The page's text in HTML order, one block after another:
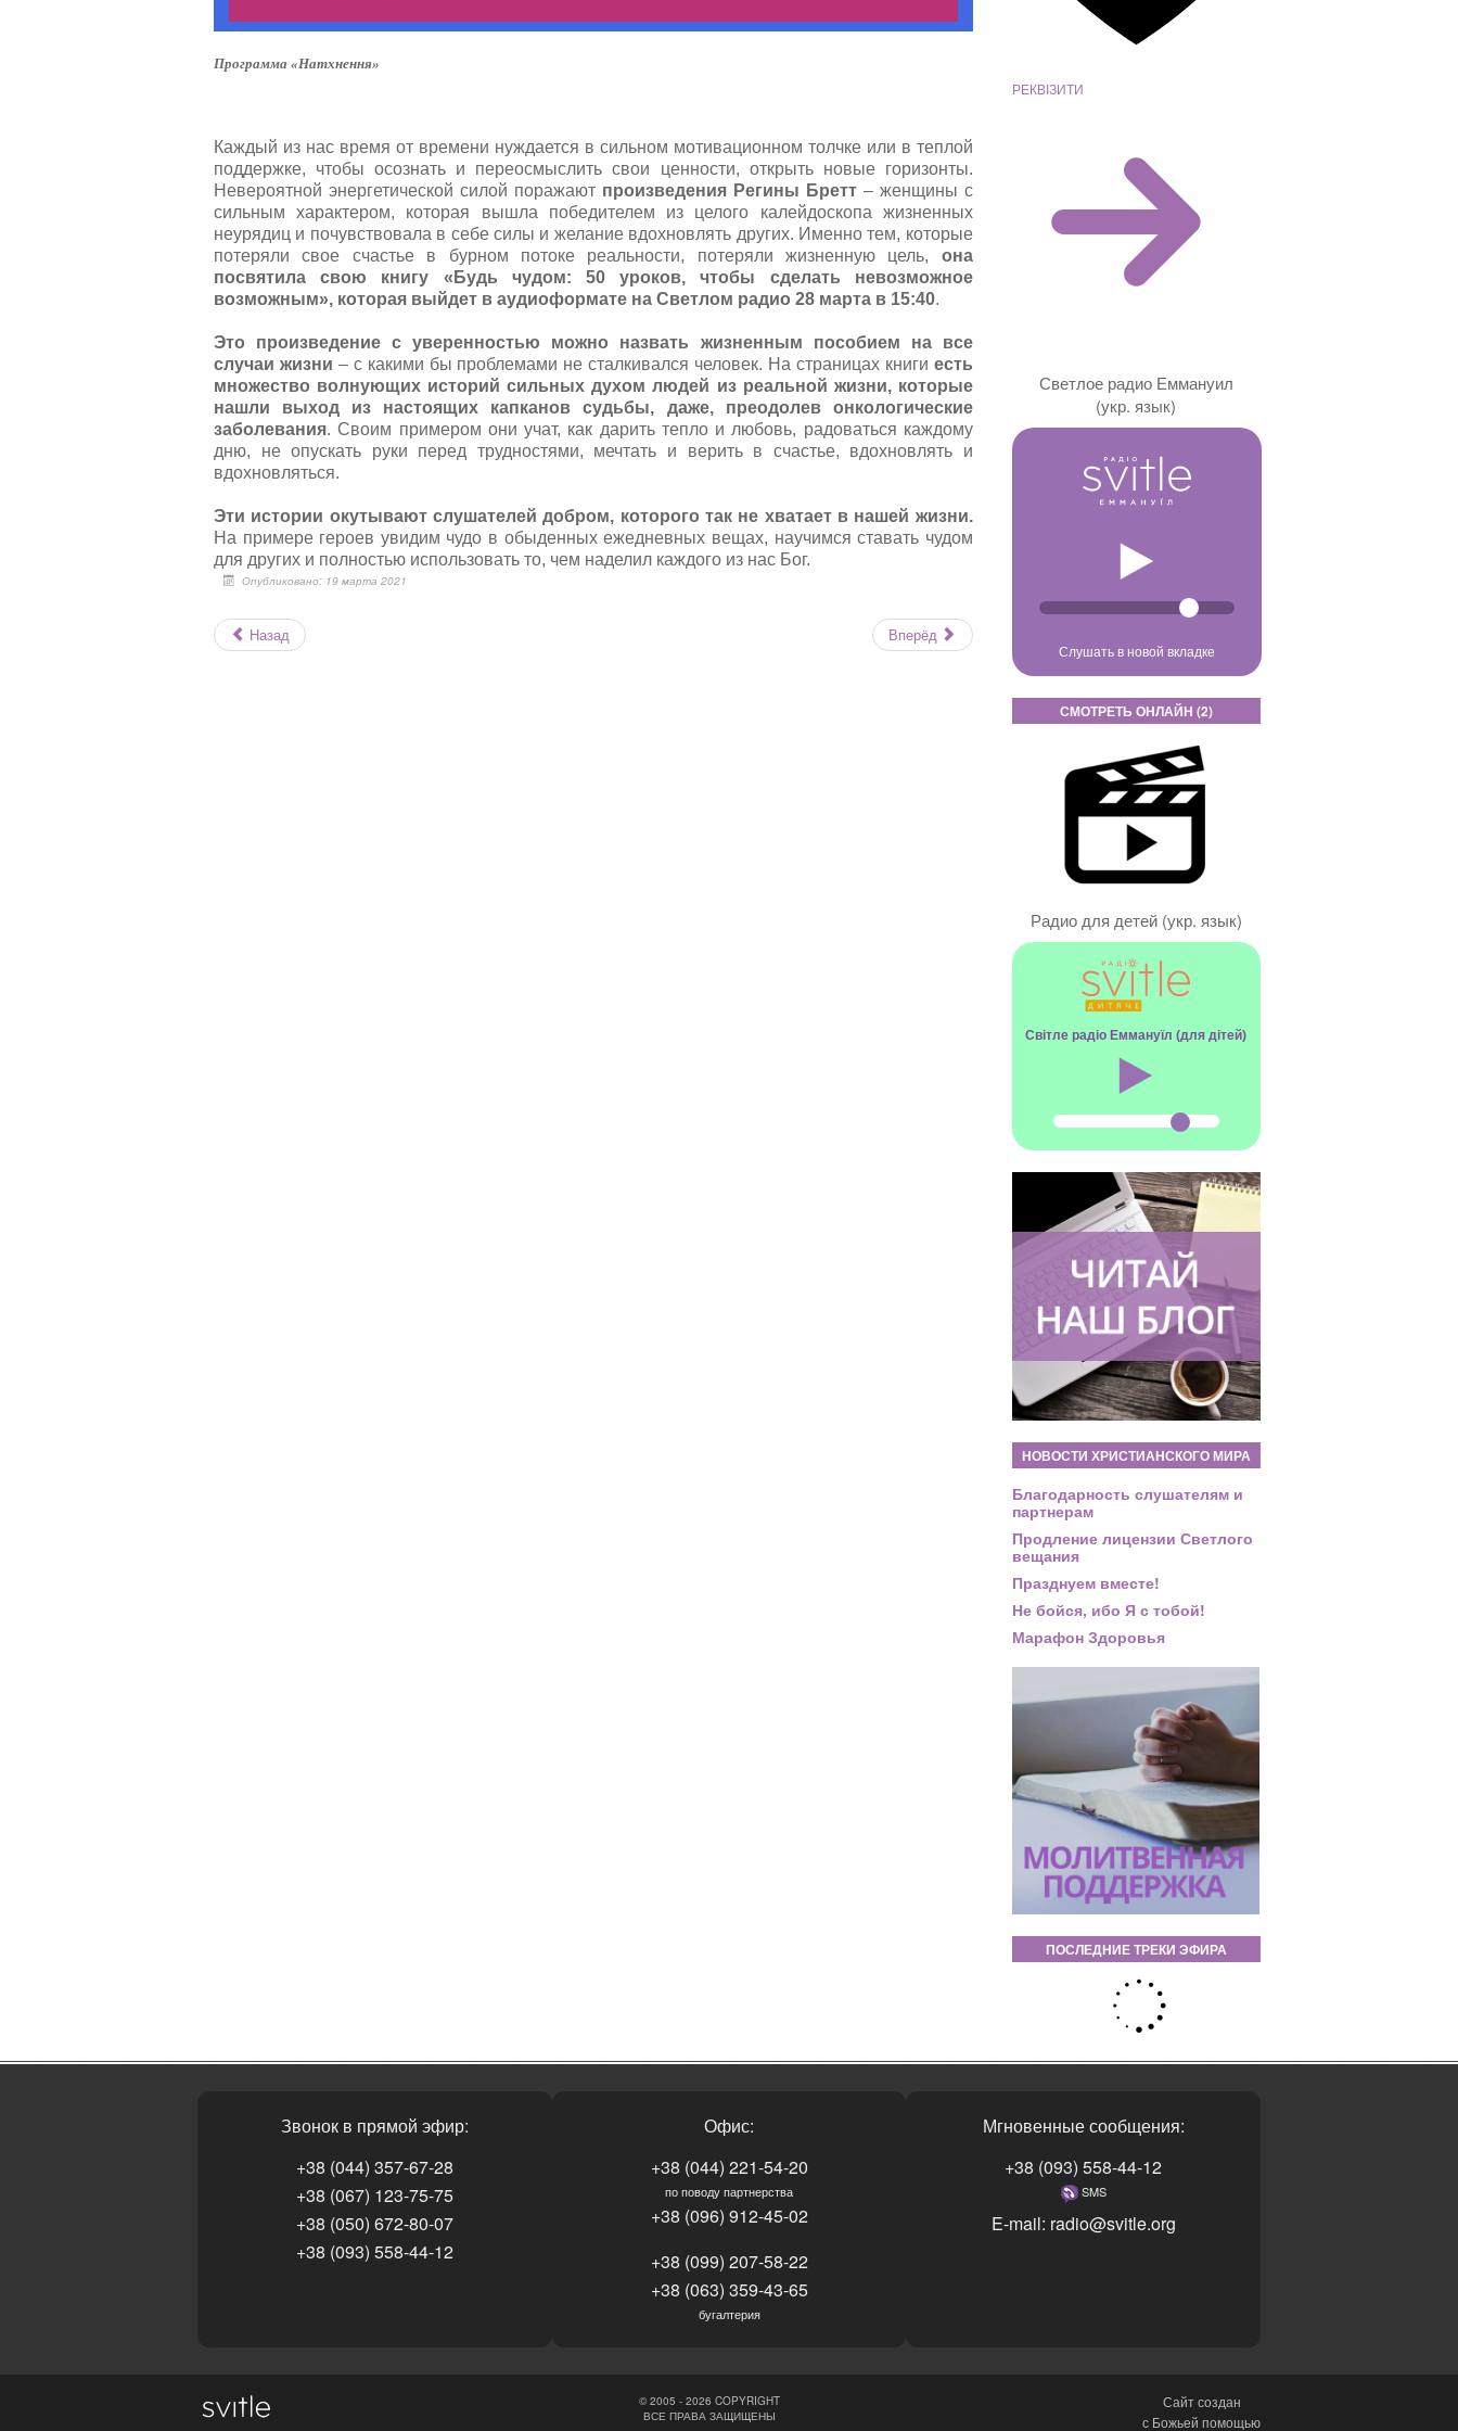
Программа «Натхнення»
Каждый из нас время от времени нуждается в сильном мотивационном толчке или в теплой
поддержке, чтобы осознать и переосмыслить свои ценности, открыть новые горизонты.
Невероятной энергетической силой поражают произведения Регины Бретт– женщины с
сильным характером, которая вышла победителем из целого калейдоскопа жизненных
неурядиц и почувствовала в себе силы и желание вдохновлять других. Именно тем, которые
потеряли свое счастье в бурном потоке реальности, потеряли жизненную цель, она
посвятила свою книгу «Будь чудом: 50 уроков, чтобы сделать невозможное
возможным», которая выйдет в аудиоформате на Светлом радио 28 марта в 15:40.
Это произведение с уверенностью можно назвать жизненным пособием на все
случаи жизни – с какими бы проблемами не сталкивался человек. На страницах книги есть
множество волнующих историй сильных духом людей из реальной жизни, которые
нашли выход из настоящих капканов судьбы, даже, преодолев онкологические
заболевания. Своим примером они учат, как дарить тепло и любовь, радоваться каждому
дню, не опускать руки перед трудностями, мечтать и верить в счастье, вдохновлять и
вдохновляться.
Эти истории окутывают слушателей добром, которого так не хватает в нашей жизни.
На примере героев увидим чудо в обыденных ежедневных вещах, научимся ставать чудом
для других и полностью использовать то, чем наделил каждого из нас Бог.
Опубликовано: 19 марта 2021
Назад Вперёд
РЕКВІЗИТИ
Светлое радио Еммануил
(укр. язык)
Слушать в новой вкладке
СМОТРЕТЬ ОНЛАЙН (2)
Радио для детей (укр. язык)
Світле радіо Еммануїл (для дітей)
НОВОСТИ ХРИСТИАНСКОГО МИРА
Благодарность слушателям и
партнерам
Продление лицензии Светлого
вещания
Празднуем вместе!
Не бойся, ибо Я с тобой!
Марафон Здоровья
ПОСЛЕДНИЕ ТРЕКИ ЭФИРА
Звонок в прямой эфир:
+38 (044) 357-67-28
+38 (067) 123-75-75
+38 (050) 672-80-07
+38 (093) 558-44-12
Офис:
+38 (044) 221-54-20
по поводу партнерства
+38 (096) 912-45-02
+38 (099) 207-58-22
+38 (063) 359-43-65
бугалтерия
Мгновенные сообщения:
+38 (093) 558-44-12
SMS
E-mail: radio@svitle.org
Сайт создан
с Божьей помощью
© 2005 - 2026 COPYRIGHT
ВСЕ ПРАВА ЗАЩИЩЕНЫ